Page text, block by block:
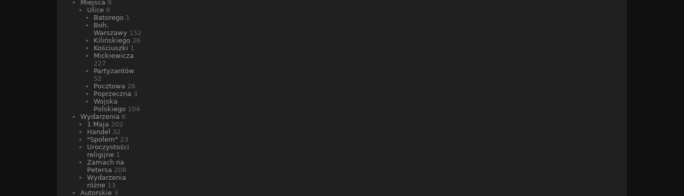
Miejsca 9
Ulice 9
Batorego 1
Boh.
Warszawy 152
Kilińskiego 26
Kościuszki 1
Mickiewicza
227
Partyzantów
52
Pocztowa 26
Poprzeczna 3
Wojska
Polskiego 104
Wydarzenia 6
1 Maja 202
Handel 32
"Społem" 23
Uroczystości
religijne 1
Zamach na
Petersa 208
Wydarzenia
różne 13
Autorskie 3